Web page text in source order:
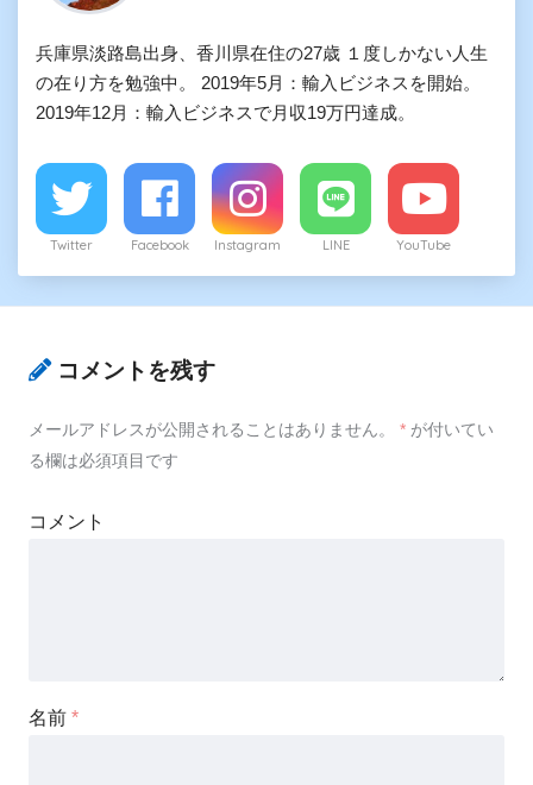
兵庫県淡路島出身、香川県在住の27歳 １度しかない人生
の在り方を勉強中。 2019年5月：輸入ビジネスを開始。
2019年12月：輸入ビジネスで月収19万円達成。
Twitter Facebook Instagram LINE YouTube
コメントを残す
メールアドレスが公開されることはありません。 * が付いてい
る欄は必須項目です
コメント
名前 *